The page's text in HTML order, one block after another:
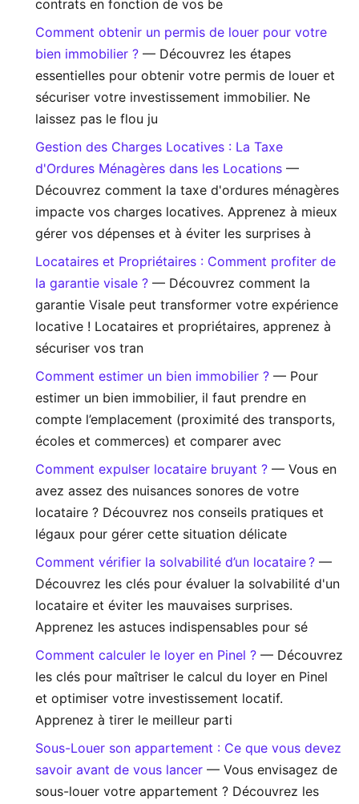
contrats en fonction de vos be
Comment obtenir un permis de louer pour votre
bien immobilier ? — Découvrez les étapes
essentielles pour obtenir votre permis de louer et
sécuriser votre investissement immobilier. Ne
laissez pas le flou ju
Gestion des Charges Locatives : La Taxe
d'Ordures Ménagères dans les Locations —
Découvrez comment la taxe d'ordures ménagères
impacte vos charges locatives. Apprenez à mieux
gérer vos dépenses et à éviter les surprises à
Locataires et Propriétaires : Comment profiter de
la garantie visale ? — Découvrez comment la
garantie Visale peut transformer votre expérience
locative ! Locataires et propriétaires, apprenez à
sécuriser vos tran
Comment estimer un bien immobilier ? — Pour
estimer un bien immobilier, il faut prendre en
compte l’emplacement (proximité des transports,
écoles et commerces) et comparer avec
Comment expulser locataire bruyant ? — Vous en
avez assez des nuisances sonores de votre
locataire ? Découvrez nos conseils pratiques et
légaux pour gérer cette situation délicate
Comment vérifier la solvabilité d’un locataire ? —
Découvrez les clés pour évaluer la solvabilité d'un
locataire et éviter les mauvaises surprises.
Apprenez les astuces indispensables pour sé
Comment calculer le loyer en Pinel ? — Découvrez
les clés pour maîtriser le calcul du loyer en Pinel
et optimiser votre investissement locatif.
Apprenez à tirer le meilleur parti
Sous-Louer son appartement : Ce que vous devez
savoir avant de vous lancer — Vous envisagez de
sous-louer votre appartement ? Découvrez les